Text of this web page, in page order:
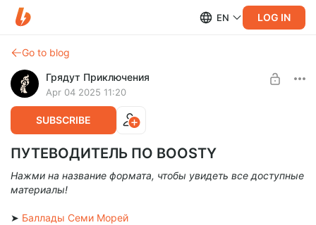
EN LOG IN
Go to blog
Грядут Приключения
Apr 04 2025 11:20
SUBSCRIBE
ПУТЕВОДИТЕЛЬ ПО BOOSTY
Нажми на название формата, чтобы увидеть все доступные
материалы!
➤ Баллады Семи Морей